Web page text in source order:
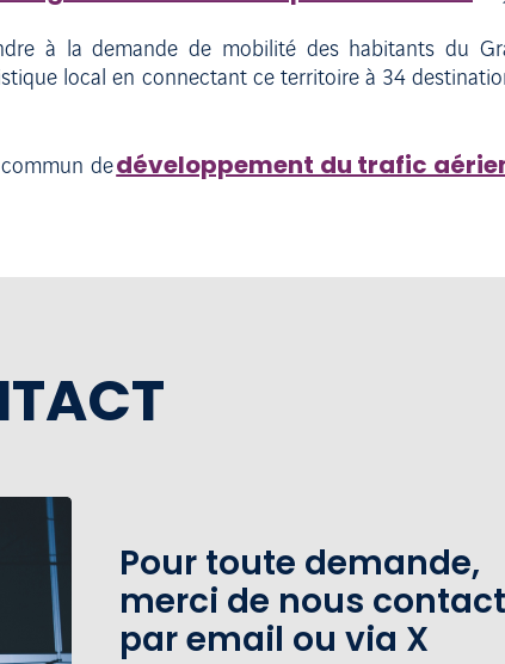
à la demande de mobilité des habitants du
local en connectant ce territoire à 34
dedéveloppement du trafic
Pour toute demande,
merci de nous
par email ou via X